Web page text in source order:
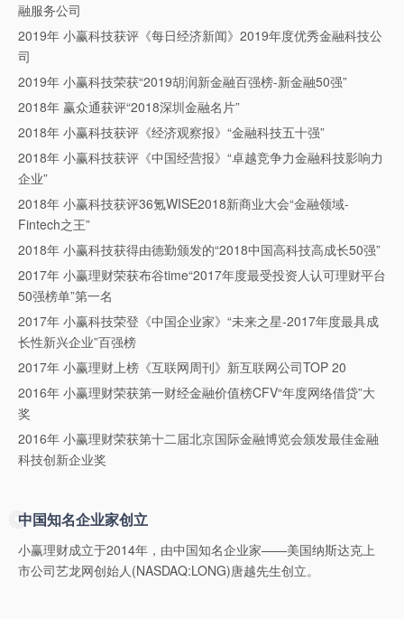
融服务公司
2019年 小赢科技获评《每日经济新闻》2019年度优秀金融科技公
司
2019年 小赢科技荣获“2019胡润新金融百强榜-新金融50强”
2018年 赢众通获评“2018深圳金融名片”
2018年 小赢科技获评《经济观察报》“金融科技五十强”
2018年 小赢科技获评《中国经营报》“卓越竞争力金融科技影响力
企业”
2018年 小赢科技获评36氪WISE2018新商业大会“金融领域-
Fintech之王”
2018年 小赢科技获得由德勤颁发的“2018中国高科技高成长50强”
2017年 小赢理财荣获布谷time“2017年度最受投资人认可理财平台
50强榜单”第一名
2017年 小赢科技荣登《中国企业家》“未来之星-2017年度最具成
长性新兴企业”百强榜
2017年 小赢理财上榜《互联网周刊》新互联网公司TOP 20
2016年 小赢理财荣获第一财经金融价值榜CFV“年度网络借贷”大
奖
2016年 小赢理财荣获第十二届北京国际金融博览会颁发最佳金融
科技创新企业奖
中国知名企业家创立
小赢理财成立于2014年，由中国知名企业家——美国纳斯达克上
市公司艺龙网创始人(NASDAQ:LONG)唐越先生创立。